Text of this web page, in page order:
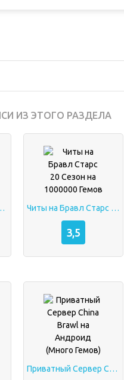
ИЗ ЭТОГО РАЗДЕЛА
(Много Гемов) Читы на Бравл Старс 20 Сезон на 1000000 Гемов
3,5
Приватный Сервер China Brawl на Андроид (Много Гемов)